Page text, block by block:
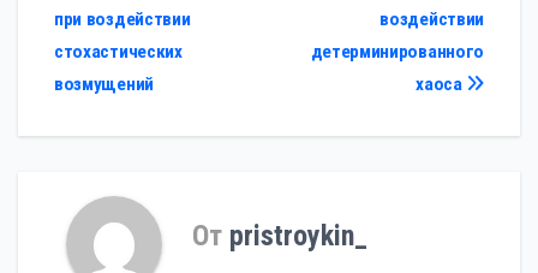
воздействии
детерминированного
хаоса
при воздействии
стохастических
возмущений
От pristroykin_